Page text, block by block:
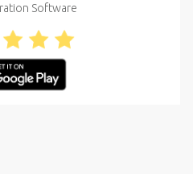
Software